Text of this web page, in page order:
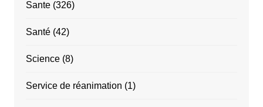
Sante(326)
Santé(42)
Science(8)
Service de réanimation (1)